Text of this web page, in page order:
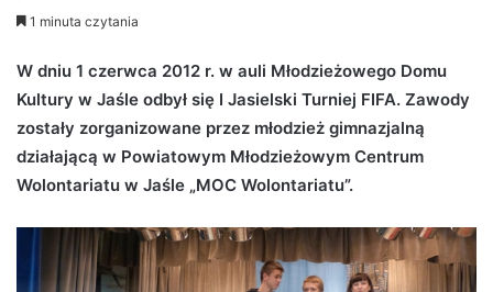
e
d
a
n
i
1 minuta czytania
W dniu 1 czerwca 2012 r. w auli Młodzieżowego Domu
Kultury w Jaśle odbył się I Jasielski Turniej FIFA. Zawody
zostały zorganizowane przez młodzież gimnazjalną
działającą w Powiatowym Młodzieżowym Centrum
Wolontariatu w Jaśle „MOC Wolontariatu”.